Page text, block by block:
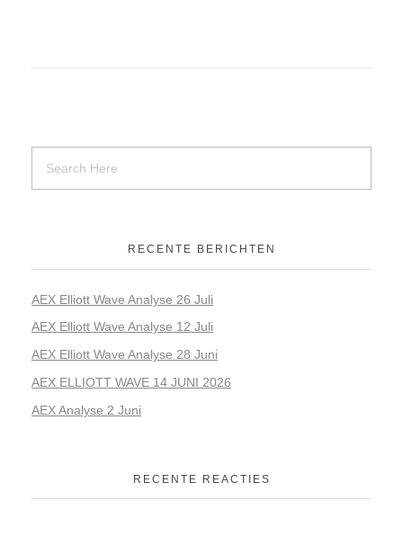
RECENTE BERICHTEN
AEX Elliott Wave Analyse 26 Juli
AEX Elliott Wave Analyse 12 Juli
AEX Elliott Wave Analyse 28 Juni
AEX ELLIOTT WAVE 14 JUNI 2026
AEX Analyse 2 Juni
RECENTE REACTIES